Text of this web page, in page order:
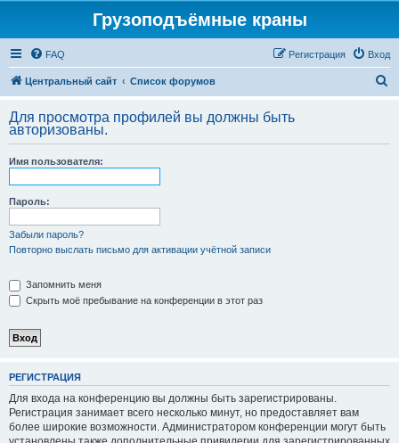
Грузоподъёмные краны
FAQ Вход
Регистрация
Центральный сайт Список форумов
с
Для просмотра профилей вы должны быть
авторизованы.
Имя пользователя:
Пароль:
Забыли пароль?
Повторно выслать письмо для активации учётной записи
Запомнить меня
Скрыть моё пребывание на конференции в этот раз
РЕГИСТРАЦИЯ
Для входа на конференцию вы должны быть зарегистрированы.
Регистрация занимает всего несколько минут, но предоставляет вам
более широкие возможности. Администратором конференции могут быть